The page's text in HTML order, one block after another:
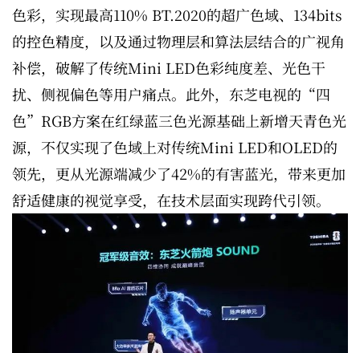
色彩，实现最高110% BT.2020的超广色域、134bits
的控色精度，以及通过物理层和算法层结合的广视角
补偿，破解了传统Mini LED色彩纯度差、光色干
扰、侧视偏色等用户痛点。此外，东芝电视的“四
色”RGB方案在红绿蓝三色光源基础上新增天青色光
源，不仅实现了色域上对传统Mini LED和OLED的
领先，更从光源端减少了42%的有害蓝光，带来更加
舒适健康的视觉享受，在技术层面实现跨代引领。